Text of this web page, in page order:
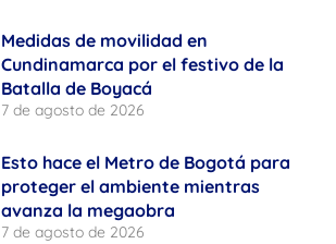
Medidas de movilidad en
Cundinamarca por el festivo de la
Batalla de Boyacá
7 de agosto de 2026
Esto hace el Metro de Bogotá para
proteger el ambiente mientras
avanza la megaobra
7 de agosto de 2026